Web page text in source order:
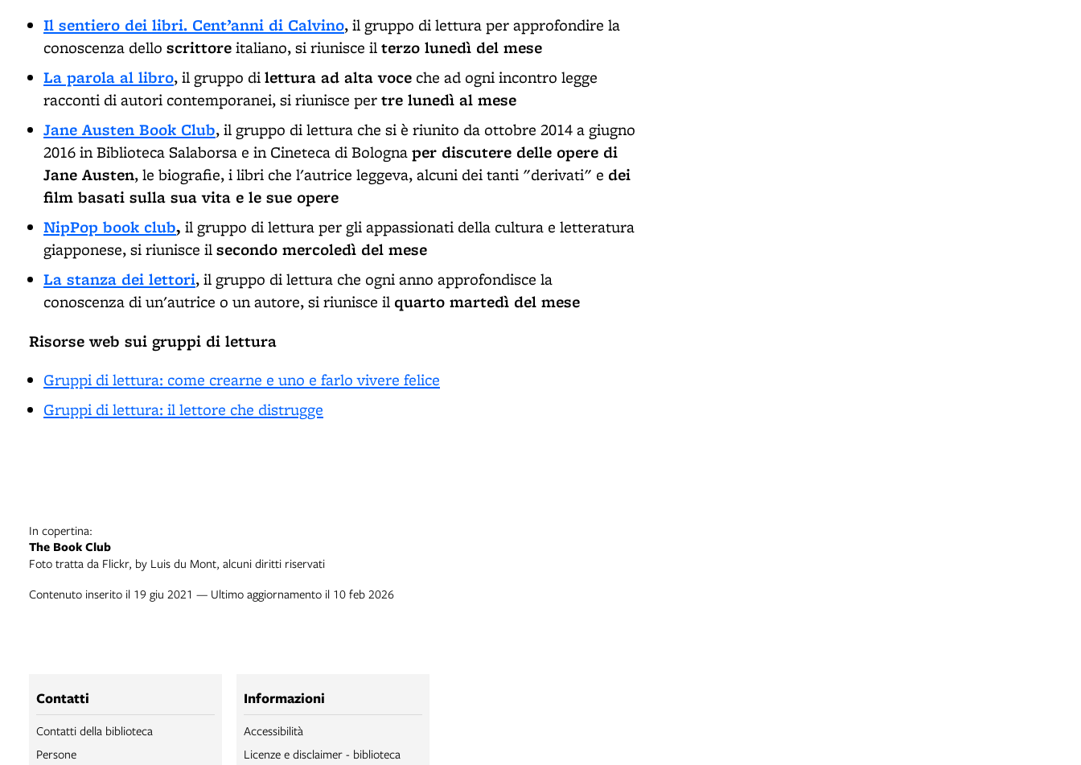
Il sentiero dei libri. Cent’anni di Calvino, il gruppo di lettura per approfondire la
conoscenza dello scrittoreitaliano, si riunisce ilterzo lunedì del mese
La parola al libro, il gruppo dilettura ad alta voce che ad ogni incontro legge
racconti di autori contemporanei, si riunisce pertre lunedì al mese
Jane Austen Book Club, il gruppo di lettura che si è riunito da ottobre 2014 a giugno
2016 in Biblioteca Salaborsa e in Cineteca di Bolognaper discutere delle opere di
Jane Austen, le biografie, i libri che l'autrice leggeva, alcuni dei tanti "derivati" e dei
film basati sulla sua vita e le sue opere
NipPop book club, il gruppo di lettura per gli appassionati della cultura e letteratura
giapponese, si riunisce ilsecondo mercoledì del mese
La stanza dei lettori, il gruppo di lettura che ogni anno approfondisce la
conoscenza di un'autrice o un autore, si riunisce il quarto martedì del mese
Risorse web sui gruppi di lettura
Gruppi di lettura: come crearne e uno e farlo vivere felice
Gruppi di lettura: il lettore che distrugge
In copertina:
The Book Club
Foto tratta da Flickr, by Luis du Mont, alcuni diritti riservati
Contenuto inserito il 19 giu 2021 — Ultimo aggiornamento il 10 feb 2026
Contatti
Contatti della biblioteca
Persone
Informazioni
Accessibilità
Licenze e disclaimer - biblioteca